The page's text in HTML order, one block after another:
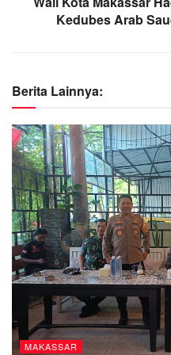
Kedubes Arab
Berita Lainnya:
MAKASSAR